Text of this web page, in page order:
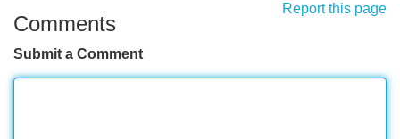
Report this page
Comments
Submit a Comment